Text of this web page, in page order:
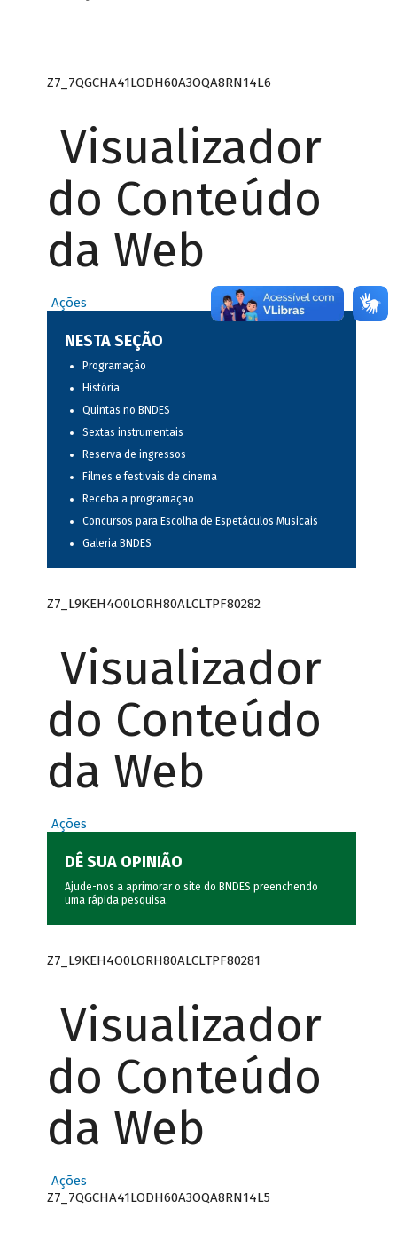
Z7_7QGCHA41LODH60A3OQA8RN14L6
Visualizador
do Conteúdo
da Web
Ações
NESTA SEÇÃO
Programação
História
Quintas no BNDES
Sextas instrumentais
Reserva de ingressos
Filmes e festivais de cinema
Receba a programação
Concursos para Escolha de Espetáculos Musicais
Galeria BNDES
Z7_L9KEH4O0LORH80ALCLTPF80282
Visualizador
do Conteúdo
da Web
Ações
DÊ SUA OPINIÃO
Ajude-nos a aprimorar o site do BNDES preenchendo
uma rápida pesquisa.
Z7_L9KEH4O0LORH80ALCLTPF80281
Visualizador
do Conteúdo
da Web
Ações
Z7_7QGCHA41LODH60A3OQA8RN14L5